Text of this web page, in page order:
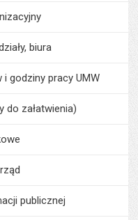
biura
i godziny pracy UMW
do załatwienia)
publicznej